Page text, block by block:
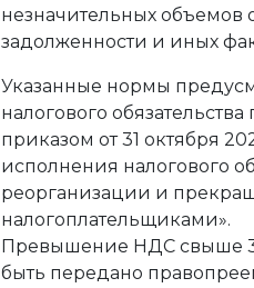
незначительных объемов
задолженности и иных
Указанные нормы
налогового
приказом от 31 октября
исполнения налогового
реорганизации и
налогоплательщиками».
Превышение НДС свыше
быть передано